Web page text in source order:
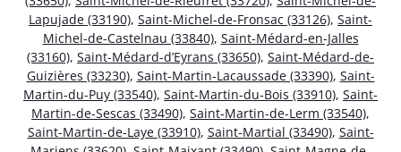
Lapujade (33190), Saint-Michel-de-Fronsac (33126), Saint-
Michel-de-Castelnau (33840), Saint-Médard-en-Jalles
(33160), Saint-Médard-d’Eyrans (33650), Saint-Médard-de-
Guizières (33230), Saint-Martin-Lacaussade (33390), Saint-
Martin-du-Puy (33540), Saint-Martin-du-Bois (33910), Saint-
Martin-de-Sescas (33490), Saint-Martin-de-Lerm (33540),
Saint-Martin-de-Laye (33910), Saint-Martial (33490), Saint-